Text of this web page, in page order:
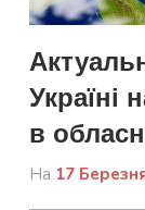
Україні
в
На 17